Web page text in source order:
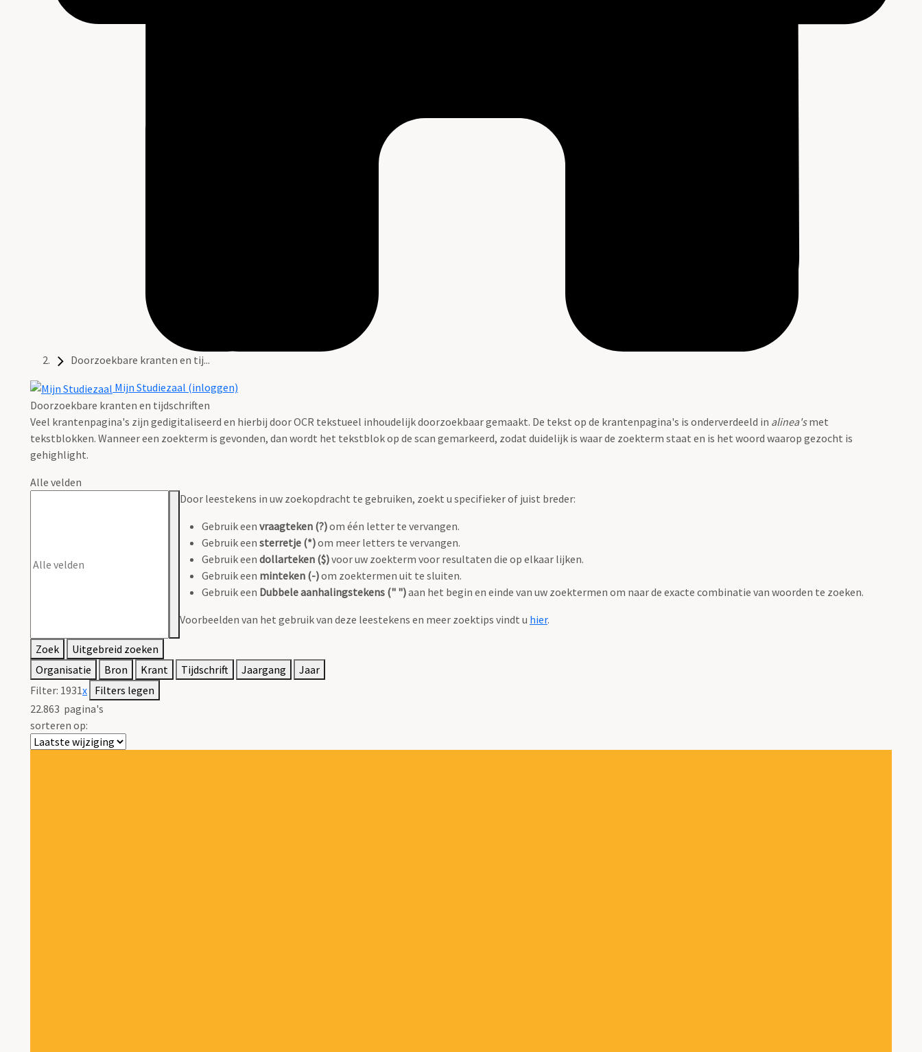
Doorzoekbare kranten en tij...
Mijn Studiezaal (inloggen)
Doorzoekbare kranten en tijdschriften
Veel krantenpagina's zijn gedigitaliseerd en hierbij door OCR tekstueel inhoudelijk doorzoekbaar gemaakt. De tekst op de krantenpagina's is onderverdeeld in alinea'smet
tekstblokken. Wanneer een zoekterm is gevonden, dan wordt het tekstblok op de scan gemarkeerd, zodat duidelijk is waar de zoekterm staat en is het woord waarop gezocht is
gehighlight.
Alle velden
Door leestekens in uw zoekopdracht te gebruiken, zoekt u specifieker of juist breder:
Gebruik een vraagteken (?)om één letter te vervangen.
Gebruik een sterretje (*)om meer letters te vervangen.
Gebruik een dollarteken ($)voor uw zoekterm voor resultaten die op elkaar lijken.
Gebruik een minteken (-)om zoektermen uit te sluiten.
Gebruik een Dubbele aanhalingstekens (" ")aan het begin en einde van uw zoektermen om naar de exacte combinatie van woorden te zoeken.
Voorbeelden van het gebruik van deze leestekens en meer zoektips vindt u hier.
Zoek
Uitgebreid zoeken
Organisatie
Bron Krant Tijdschrift Jaargang
Jaar
Filter: 1931x Filters legen
22.863 pagina's
sorteren op: